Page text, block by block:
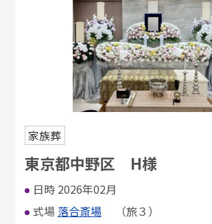
家族葬
東京都中野区 H様
日時 2026年02月
式場 落合斎場 （旅３）